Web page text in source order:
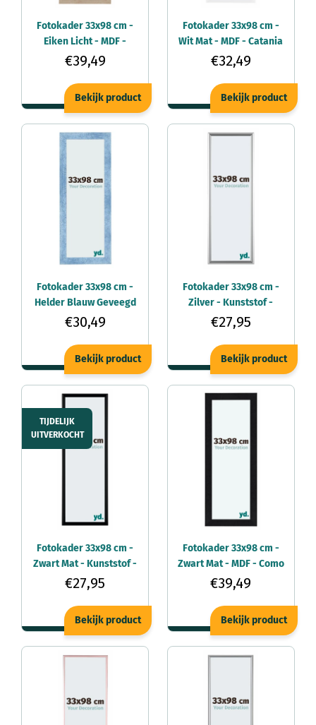
Fotokader 33x98 cm -
Eiken Licht - MDF -
Como
€39,49
Bekijk product
Fotokader 33x98 cm -
Wit Mat - MDF - Catania
€32,49
Bekijk product
Fotokader 33x98 cm -
Helder Blauw Geveegd
- MDF - Pisa
€30,49
Bekijk product
Fotokader 33x98 cm -
Zilver - Kunststof -
Bordeaux
€27,95
Bekijk product
TIJDELIJK
UITVERKOCHT
Fotokader 33x98 cm -
Zwart Mat - Kunststof -
Bordeaux
€27,95
Bekijk product
Fotokader 33x98 cm -
Zwart Mat - MDF - Como
€39,49
Bekijk product